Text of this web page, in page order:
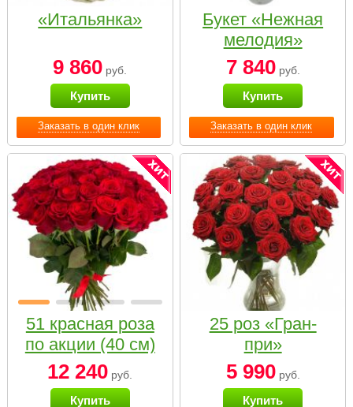
Заказать в один клик
«Итальянка»
9 860 руб.
Купить
Заказать в один клик
Букет «Нежная
мелодия»
7 840руб.
Купить
51 красная роза
по акции (40 см)
12 240 руб.
Купить
25 роз «Гран-
при»
5 990руб.
Купить